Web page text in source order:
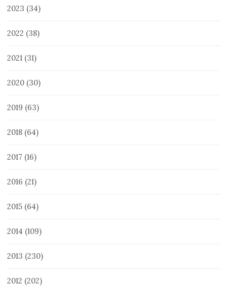
2023 (34)
2022 (38)
2021 (31)
2020 (30)
2019 (63)
2018 (64)
2017 (16)
2016 (21)
2015 (64)
2014 (109)
2013 (230)
2012 (202)